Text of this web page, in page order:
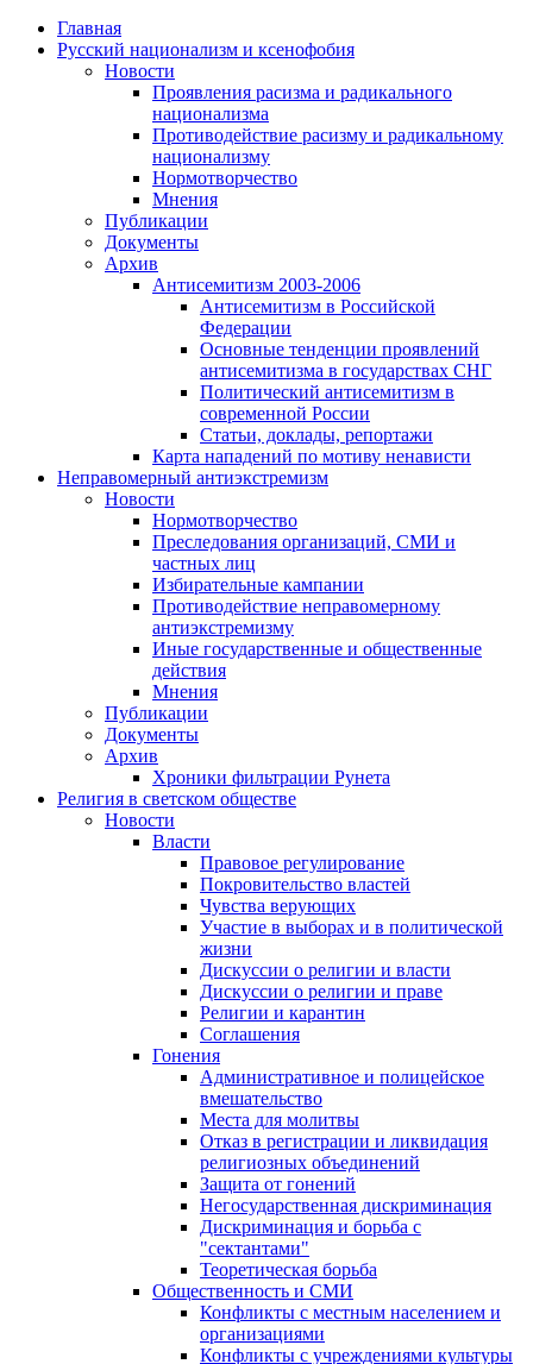
Главная
Русский национализм и ксенофобия
Новости
Проявления расизма и радикального
национализма
Противодействие расизму и радикальному
национализму
Нормотворчество
Мнения
Публикации
Документы
Архив
Антисемитизм 2003-2006
Антисемитизм в Российской
Федерации
Основные тенденции проявлений
антисемитизма в государствах СНГ
Политический антисемитизм в
современной России
Статьи, доклады, репортажи
Карта нападений по мотиву ненависти
Неправомерный антиэкстремизм
Новости
Нормотворчество
Преследования организаций, СМИ и
частных лиц
Избирательные кампании
Противодействие неправомерному
антиэкстремизму
Иные государственные и общественные
действия
Мнения
Публикации
Документы
Архив
Хроники фильтрации Рунета
Религия в светском обществе
Новости
Власти
Правовое регулирование
Покровительство властей
Чувства верующих
Участие в выборах и в политической
жизни
Дискуссии о религии и власти
Дискуссии о религии и праве
Религии и карантин
Соглашения
Гонения
Административное и полицейское
вмешательство
Места для молитвы
Отказ в регистрации и ликвидация
религиозных объединений
Защита от гонений
Негосударственная дискриминация
Дискриминация и борьба с
"сектантами"
Теоретическая борьба
Общественность и СМИ
Конфликты с местным населением и
организациями
Конфликты с учреждениями культуры